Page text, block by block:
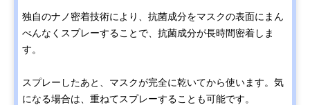
独自のナノ密着技術により、抗菌成分をマスクの表面にまん
べんなくスプレーすることで、抗菌成分が長時間密着しま
す。
スプレーしたあと、マスクが完全に乾いてから使います。気
になる場合は、重ねてスプレーすることも可能です。